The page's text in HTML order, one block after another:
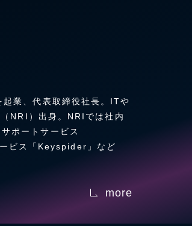
業、代表取締役社長。ITや
NRI）出身。NRIでは社内
ポートサービス
ビス「Keyspider」など